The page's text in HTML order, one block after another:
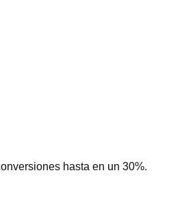
hasta en un 30%.